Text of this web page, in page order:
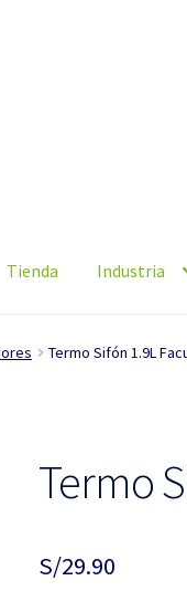
Tienda Industria
Termo Sifón 1.9L
Termo
S/29.90